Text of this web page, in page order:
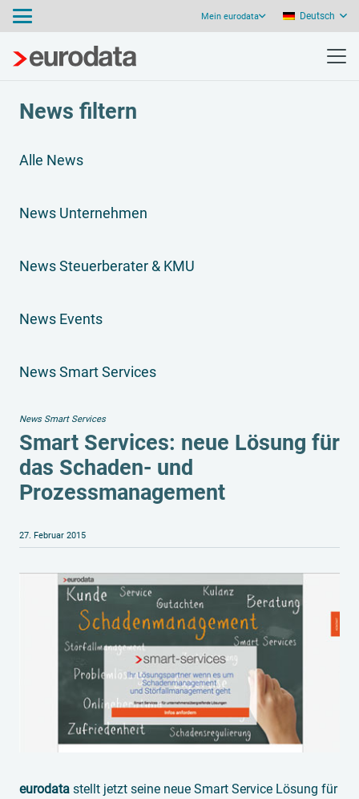
Mein eurodata Deutsch
News filtern
Alle News
News Unternehmen
News Steuerberater & KMU
News Events
News Smart Services
News Smart Services
Smart Services: neue Lösung für
das Schaden- und
Prozessmanagement
27. Februar 2015
eurodata stellt jetzt seine neue Smart Service Lösung für